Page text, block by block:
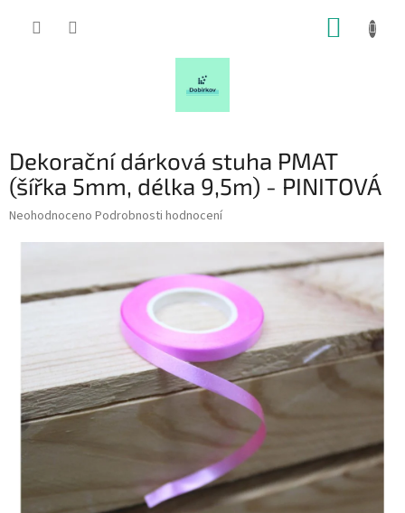
Dekorační dárková stuha PMAT
(šířka 5mm, délka 9,5m) - PINITOVÁ
Průměrné
Neohodnoceno Podrobnosti hodnocení